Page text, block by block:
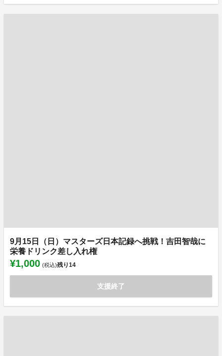
9月15日（日）マスターズ日本記録へ挑戦！吉田智哉に
栄養ドリンク差し入れ権
¥1,000 (税込)残り14
支援終了